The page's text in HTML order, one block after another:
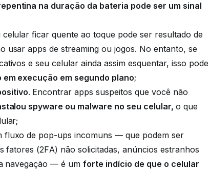
na duração da bateria pode ser um sinal
celular ficar quente ao toque pode ser resultado de
usar apps de streaming ou jogos. No entanto, se
e seu celular ainda assim esquentar, isso pode
execução em segundo plano;
. Encontrar apps suspeitos que você não
spyware ou malware no seu celular,o que
fluxo de pop-ups incomuns — que podem ser
fatores (2FA) não solicitadas, anúncios estranhos
navegação — é umforte indício de que o celular